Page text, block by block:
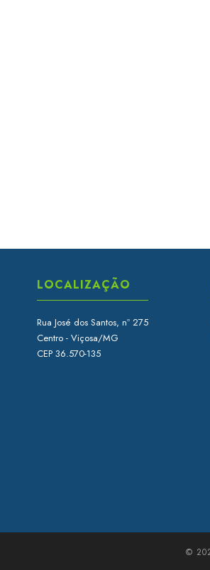
LOCALIZAÇÃO
Rua José dos Santos, nº 275
Centro - Viçosa/MG
CEP 36.570-135
©